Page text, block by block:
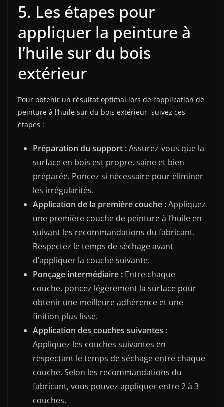
5. Les étapes pour
appliquer la peinture à
l’huile sur du bois
extérieur
Pour obtenir un résultat optimal lors de l’application de
peinture à l’huile sur du bois extérieur, suivez ces
étapes :
Préparation du support :Assurez-vous que la
surface en bois est propre, saine et bien
préparée. Poncez si nécessaire pour éliminer
les irrégularités.
Application de la première couche :Appliquez
une première couche de peinture à l’huile en
suivant les recommandations du fabricant.
Respectez le temps de séchage avant
d’appliquer la couche suivante.
Ponçage intermédiaire : Entre chaque
couche, poncez légèrement la surface pour
obtenir une meilleure adhérence et une
finition plus lisse.
Application des couches suivantes :
Appliquez les couches suivantes en
respectant le temps de séchage entre chaque
couche. Selon les recommandations du
fabricant, vous pouvez appliquer entre 2 à 3
couches.